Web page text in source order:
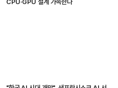
CPU·GPU 설계 가속한다